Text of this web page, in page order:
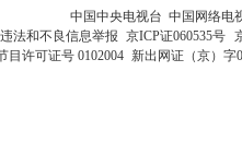
中国中央电视台 中国网络电
违法和不良信息举报 京ICP证060535号
目许可证号 0102004 新出网证（京）